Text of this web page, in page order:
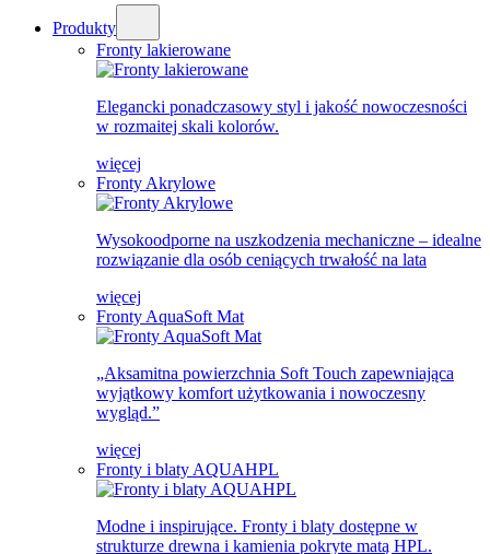
Produkty
Fronty lakierowane
Elegancki ponadczasowy styl i jakość nowoczesności
w rozmaitej skali kolorów.
więcej
Fronty Akrylowe
Wysokoodporne na uszkodzenia mechaniczne – idealne
rozwiązanie dla osób ceniących trwałość na lata
więcej
Fronty AquaSoft Mat
„Aksamitna powierzchnia Soft Touch zapewniająca
wyjątkowy komfort użytkowania i nowoczesny
wygląd.”
więcej
Fronty i blaty AQUAHPL
Modne i inspirujące. Fronty i blaty dostępne w
strukturze drewna i kamienia pokryte matą HPL.